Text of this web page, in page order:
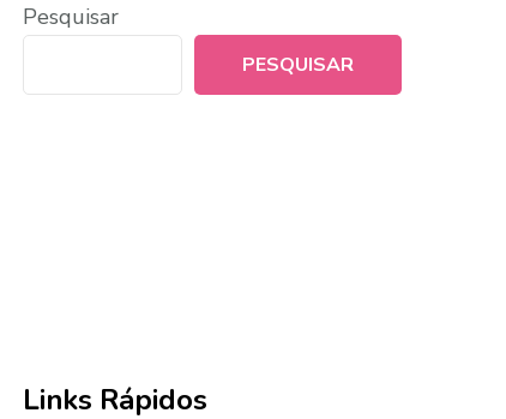
Pesquisar
PESQUISAR
Links Rápidos